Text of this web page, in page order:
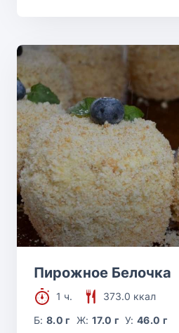
Пирожное Белочка
1 ч.
373.0 ккал
Б:8.0 г Ж: 17.0 г У:46.0 г